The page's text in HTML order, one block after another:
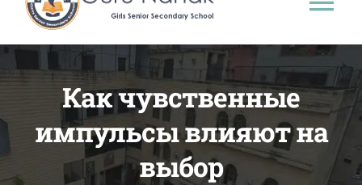
Home
Principal’s Desk
Academics
Как чувственные
импульсы влияют на
выбор